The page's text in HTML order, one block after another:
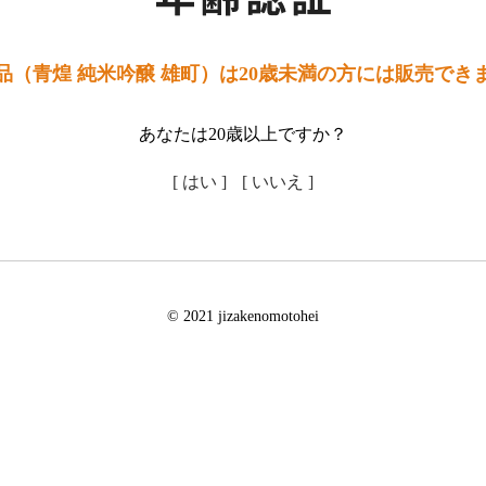
（青煌 純米吟醸 雄町）は20歳未満の方には販売でき
あなたは20歳以上ですか？
[ はい ] [ いいえ ]
© 2021 jizakenomotohei